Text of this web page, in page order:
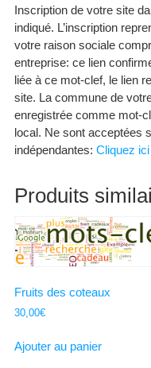
Inscription de votre site
indiqué. L’inscription
votre raison sociale
entreprise: ce lien
liée à ce mot-clef, le lien
site. La commune de
enregistrée comme mot-
local. Ne sont acceptées
indépendantes: Cliquez
Produits
Fruits des coteaux
30,00€
Ajouter au panier